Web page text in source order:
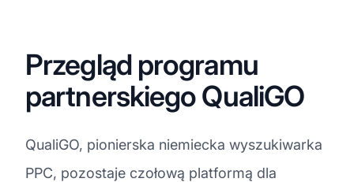
Przegląd programu
partnerskiego QualiGO
QualiGO, pionierska niemiecka wyszukiwarka
PPC, pozostaje czołową platformą dla